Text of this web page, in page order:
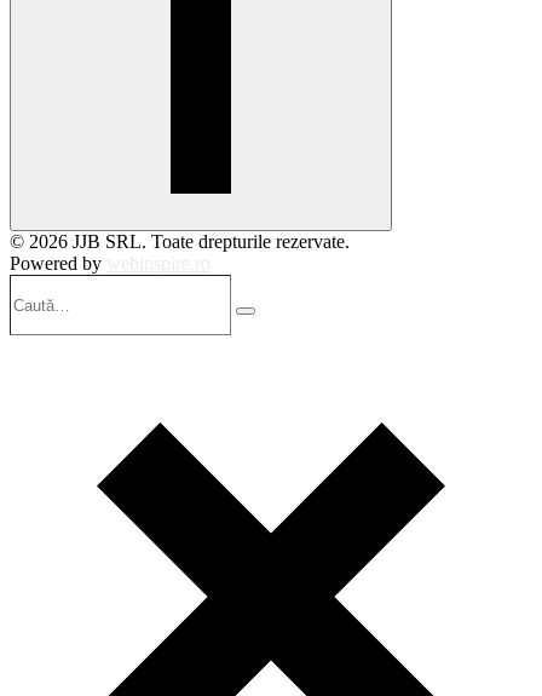
© 2026 JJB SRL. Toate drepturile rezervate.
Powered by
Search